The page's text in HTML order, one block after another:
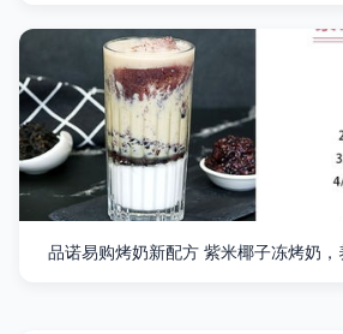
品诺易购烤奶新配方 紫米椰子冻烤奶